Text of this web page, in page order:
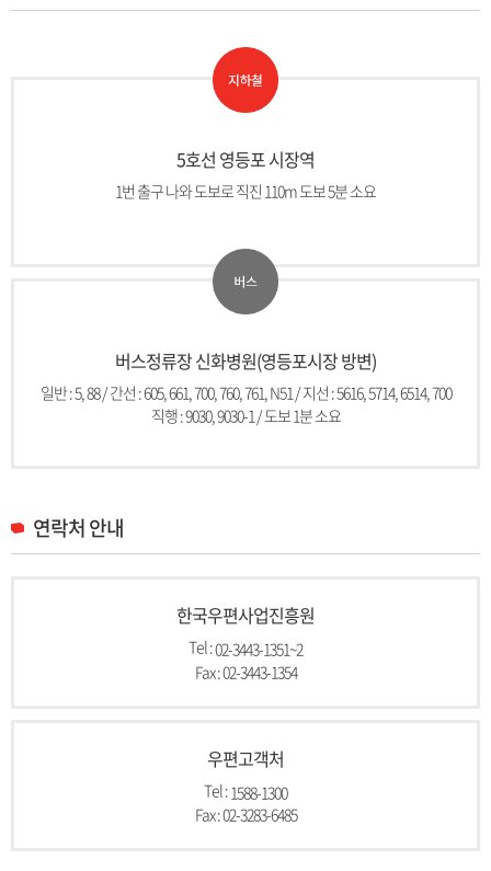
5호선 영등포 시장역
1번 출구 나와 도보로 직진 110m 도보 5분 소요
버스정류장 신화병원(영등포시장 방변)
일반 : 5, 88 / 간선 : 605, 661, 700, 760, 761, N51 / 지선 : 5616, 5714, 6514, 700
직행 : 9030, 9030-1 / 도보 1분 소요
연락처 안내
한국우편사업진흥원
Tel :02-3443-1351~2
Fax : 02-3443-1354
우편고객처
Tel : 1588-1300
Fax : 02-3283-6485